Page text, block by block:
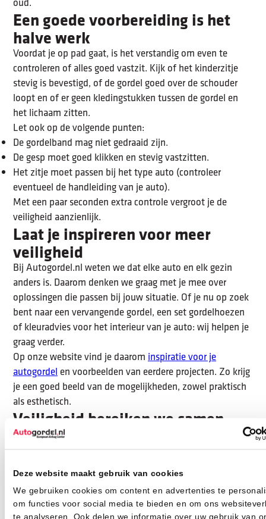
Deze website maakt gebruik van cookies
We gebruiken cookies om content en advertenties te
om functies voor social media te bieden en om ons
te analyseren. Ook delen we informatie over uw gebruik van
Een goede voorbereiding is het
halve werk
Voordat je op pad gaat, is het verstandig om even te
controleren of alles goed vastzit. Kijk of het kinderzitje
stevig is bevestigd, of de gordel goed over de schouder
loopt en of er geen kledingstukken tussen de gordel en
het lichaam zitten.
Let ook op de volgende punten:
De gordelband mag niet gedraaid zijn.
De gesp moet goed klikken en stevig vastzitten.
Het zitje moet passen bij het type auto (controleer
eventueel de handleiding van je auto).
Met een paar seconden extra controle vergroot je de
veiligheid aanzienlijk.
Laat je inspireren voor meer
veiligheid
Bij Autogordel.nl weten we dat elke auto en elk gezin
anders is. Daarom denken we graag met je mee over
oplossingen die passen bij jouw situatie. Of je nu op zoek
bent naar een vervangende gordel, een set gordelhoezen
of kleuradvies voor het interieur van je auto: wij helpen je
graag verder.
Op onze website vind je daarom inspiratie voor je
autogordel en voorbeelden van eerdere projecten. Zo krijg
je een goed beeld van de mogelijkheden, zowel praktisch
als esthetisch.
Veiligheid bereiken we samen
De veiligheid van je kinderen in de auto begint met
bewustzijn. Een goed bevestigde gordel en een passend
en een ernstig ongeluk. Controleer daarom regelmatig of
alles nog naar behoren werkt en vervang onderdelen op
tijd.